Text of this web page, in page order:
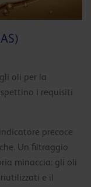
oli per la
i requisiti
precoce
Un filtraggio
minaccia: gli oli
e il